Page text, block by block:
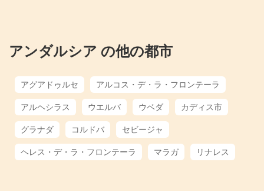
アンダルシア の他の都市
アグアドゥルセ
アルコス・デ・ラ・フロンテーラ
アルヘシラス
ウエルバ ウベダ
カディス市
グラナダ
コルドバ
セビージャ
ヘレス・デ・ラ・フロンテーラ
マラガ リナレス